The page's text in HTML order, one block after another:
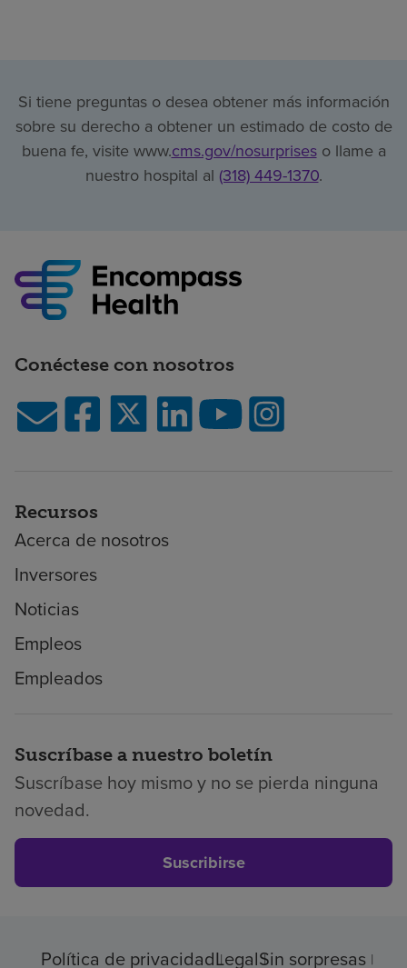
Si tiene preguntas o desea obtener más información
sobre su derecho a obtener un estimado de costo de
buena fe, visite www.cms.gov/nosurpriseso llame a
nuestro hospital al (318) 449-1370.
Conéctese con nosotros
Recursos
Acerca de nosotros
Inversores
Noticias
Empleos
Empleados
Suscríbase a nuestro boletín
Suscríbase hoy mismo y no se pierda ninguna
novedad.
Suscribirse
Política de privacidadLegalSin sorpresas